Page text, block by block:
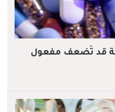
قد تُضعف مفعول